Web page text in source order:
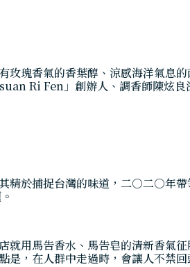
瑰香氣的香葉醇、涼感海洋氣息
Ri Fen」創辦人、調香師陳炫
精於捕捉台灣的味道，二○二○年
用馬告香水、馬告皂的清新香氣
，在人群中走過時，會讓人不禁回